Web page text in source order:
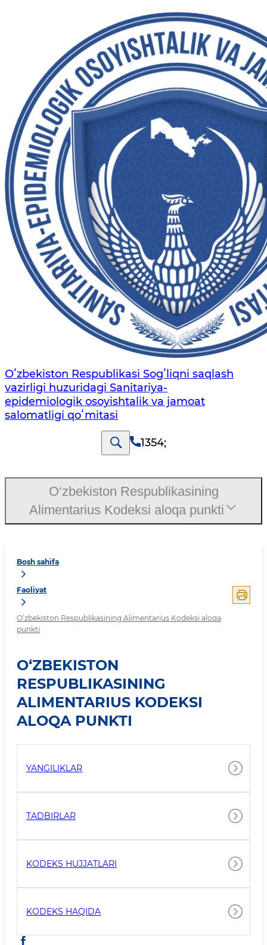
Oʻzbekiston Respublikasi Sogʻliqni saqlash
vazirligi huzuridagi Sanitariya-
epidemiologik osoyishtalik va jamoat
salomatligi qoʻmitasi
1354;
Bosh sahifa
Faoliyat
O‘zbekiston Respublikasining Alimentarius Kodeksi aloqa
punkti
O‘ZBEKISTON
RESPUBLIKASINING
ALIMENTARIUS KODEKSI
ALOQA PUNKTI
YANGILIKLAR
TADBIRLAR
KODEKS HUJJATLARI
KODEKS HAQIDA
O‘zbekiston Respublikasining
Alimentarius Kodeksi aloqa punkti